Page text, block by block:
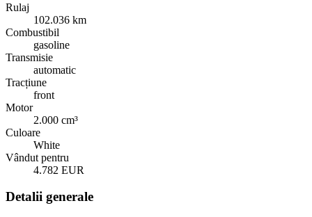
Rulaj
102.036 km
Combustibil
gasoline
Transmisie
automatic
Tracțiune
front
Motor
2.000 cm³
Culoare
White
Vândut pentru
4.782 EUR
Detalii generale